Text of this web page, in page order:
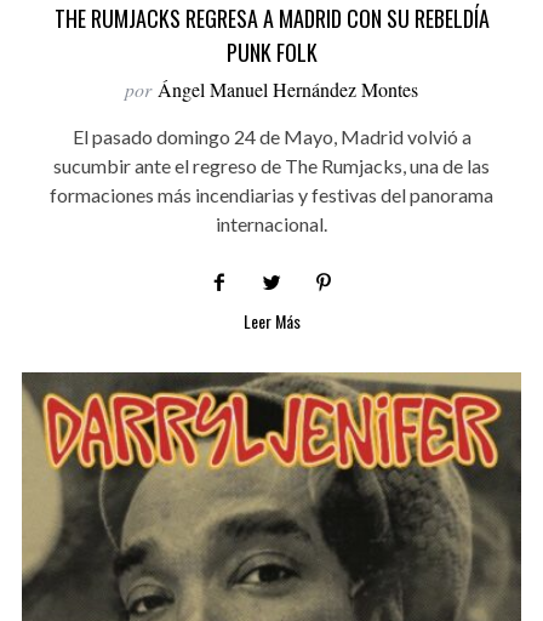
THE RUMJACKS REGRESA A MADRID CON SU REBELDÍA
PUNK FOLK
por Ángel Manuel Hernández Montes
El pasado domingo 24 de Mayo, Madrid volvió a
sucumbir ante el regreso de The Rumjacks, una de las
formaciones más incendiarias y festivas del panorama
internacional.
Leer Más